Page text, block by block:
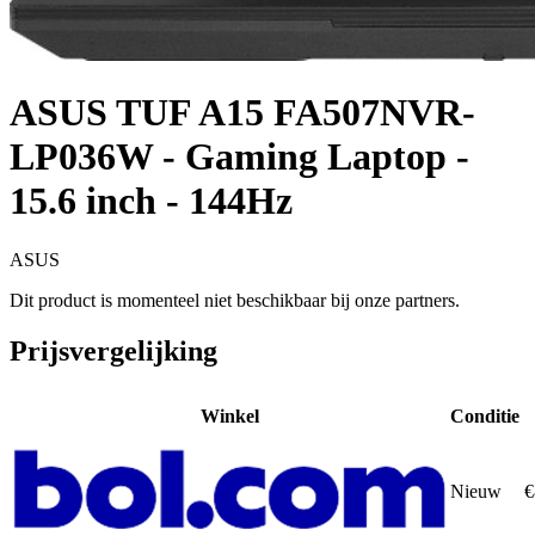
ASUS TUF A15 FA507NVR-
LP036W - Gaming Laptop -
15.6 inch - 144Hz
ASUS
Dit product is momenteel niet beschikbaar bij onze partners.
Prijsvergelijking
Winkel Conditie
Nieuw